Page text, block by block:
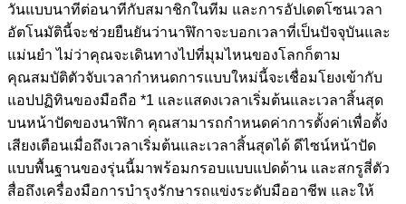
วันแบบนาทีต่อนาทีกับสมาชิกในทีม และการอัปเดตโซนเวลา
อัตโนมัตินี้จะช่วยยืนยันว่านาฬิกาจะบอกเวลาที่เป็นปัจจุบันและ
แม่นยำ ไม่ว่าคุณจะเดินทางไปที่มุมไหนของโลกก็ตาม
คุณสมบัติตัวจับเวลากำหนดการแบบใหม่นี้จะเชื่อมโยงเข้ากับ
แอปปฏิทินของมือถือ *1 และแสดงเวลาเริ่มต้นและเวลาสิ้นสุด
บนหน้าปัดของนาฬิกา คุณสามารถกำหนดค่าการตั้งค่าเพื่อตั้ง
เสียงเตือนเมื่อถึงเวลาเริ่มต้นและเวลาสิ้นสุดได้ ดีไซน์หน้าปัด
แบบพื้นฐานของรุ่นนี้มาพร้อมกรอบแบบแปดด้าน และสกรูสี่ตัว
สื่อถึงเครื่องมือการบำรุงรักษารถแข่งระดับมืออาชีพ และให้